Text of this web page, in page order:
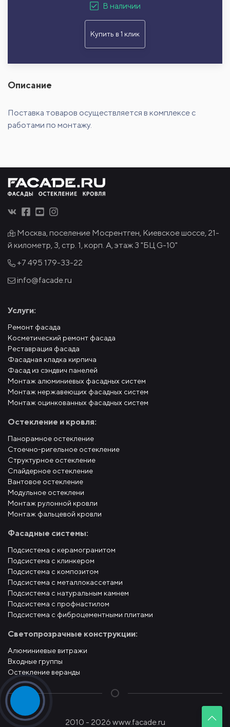
В наличии
Купить в 1 клик
Описание
Поставка товаров осуществляется в комплексе с
работами по монтажу.
Москва, поселение Мосрентген, Киевское шоссе, 21-
й километр, 3, стр. 1, корп. А, этаж 3 "БЦ G-10"
+7 495 179-33-22
info@facade.ru
Услуги:
Ремонт фасада
Косметический ремонт фасада
Реставрация фасада
Фасадная кладка кирпича
Фасад из сэндвич панелей
Монтаж алюминиевых фасадных систем
Монтаж нержавеющих фасадных систем
Монтаж оцинкованных фасадных систем
Остекление и кровля:
Панорамное остекление
Стоечно-ригельное остекление
Структурное остекление
Спайдерное остекление
Вантовое остекление
Модульное остеклени
Монтаж рулонной кровли
Монтаж фальцевой кровли
Фасадные системы:
Подсистема с керамогранитом
Подсистема с клинкером
Подсистема с композитом
Подсистема с металлокассетами
Подсистема с натуральным камнем
Подсистема с профнастилом
Подсистема с фиброцементными плитами
Светопрозрачные конструкции:
Алюминиевые витражи
Входные группы
Остекление веранды
2010 - 2026 www.facade.ru